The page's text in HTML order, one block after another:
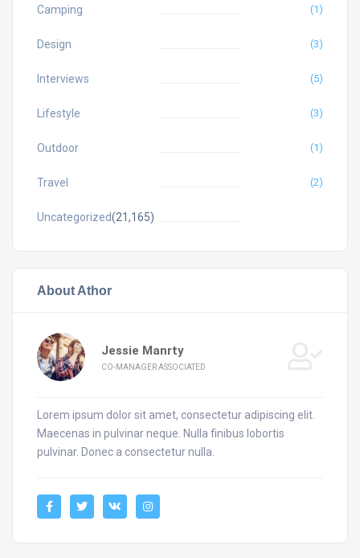
Camping (1)
Design (3)
Interviews (5)
Lifestyle (3)
Outdoor (1)
Travel (2)
Uncategorized(21,165)
About Athor
Jessie Manrty
CO-MANAGER ASSOCIATED
Lorem ipsum dolor sit amet, consectetur adipiscing elit.
Maecenas in pulvinar neque. Nulla finibus lobortis
pulvinar. Donec a consectetur nulla.